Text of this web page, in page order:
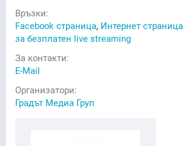
Връзки:
Facebook страница, Интернет страница
за безплатен live streaming
За контакти:
E-Mail
Организатори:
Градът Медиа Груп